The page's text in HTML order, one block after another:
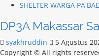
SHELTER WARGA
DP3A Makassar
syakhruddin 5 Agustus
Copyright © All rights